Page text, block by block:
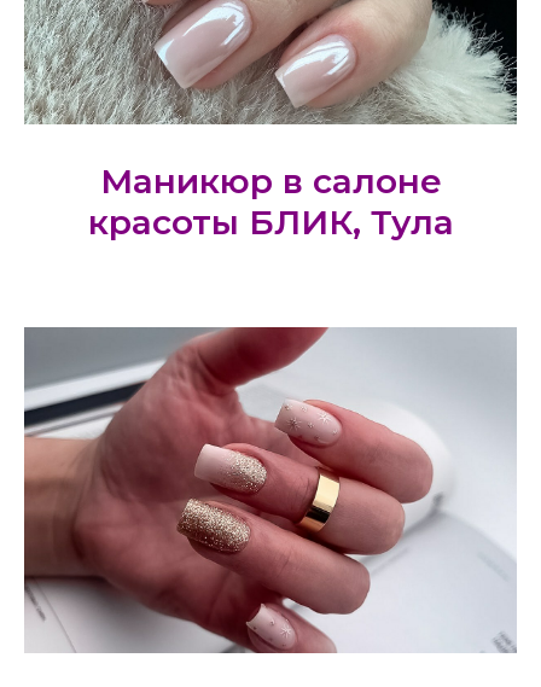
Маникюр в салоне
красоты БЛИК, Тула